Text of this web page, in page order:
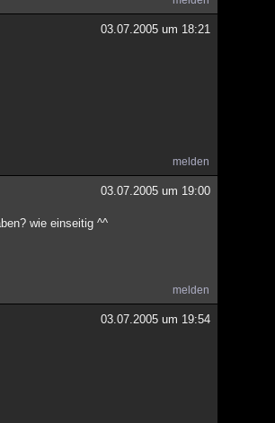
03.07.2005 um 18:21
melden
03.07.2005 um 19:00
wie einseitig ^^
melden
03.07.2005 um 19:54